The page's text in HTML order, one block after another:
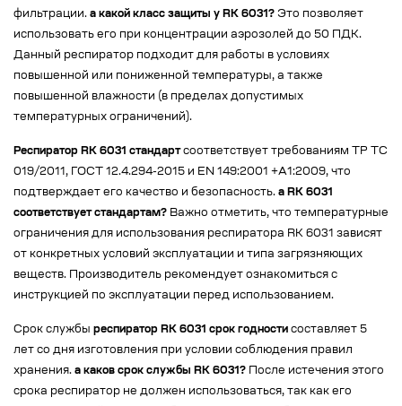
фильтрации. а какой класс защиты у RK 6031? Это позволяет
использовать его при концентрации аэрозолей до 50 ПДК.
Данный респиратор подходит для работы в условиях
повышенной или пониженной температуры, а также
повышенной влажности (в пределах допустимых
температурных ограничений).
Респиратор RK 6031 стандартсоответствует требованиям ТР ТС
019/2011, ГОСТ 12.4.294-2015 и EN 149:2001 +A1:2009, что
подтверждает его качество и безопасность. а RK 6031
соответствует стандартам? Важно отметить, что температурные
ограничения для использования респиратора RK 6031 зависят
от конкретных условий эксплуатации и типа загрязняющих
веществ. Производитель рекомендует ознакомиться с
инструкцией по эксплуатации перед использованием.
Срок службы респиратор RK 6031 срок годности составляет 5
лет со дня изготовления при условии соблюдения правил
хранения. а каков срок службы RK 6031? После истечения этого
срока респиратор не должен использоваться, так как его